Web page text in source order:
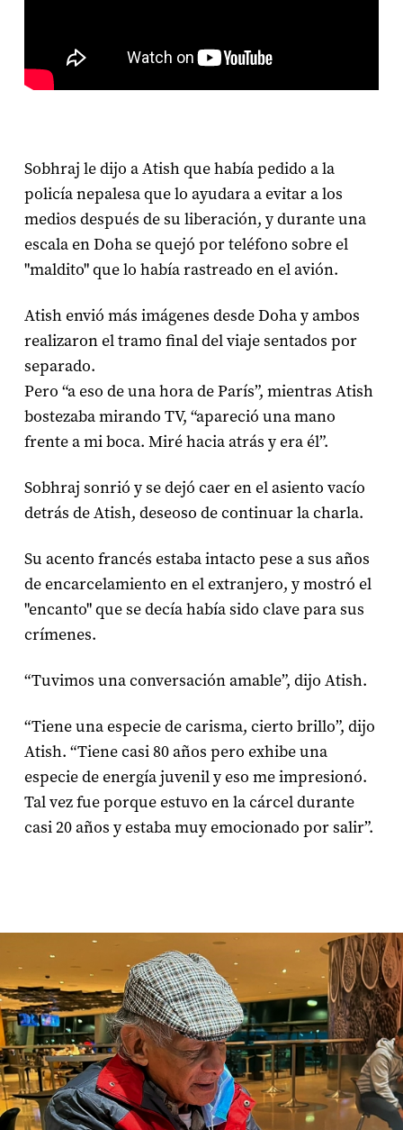
Sobhraj le dijo a Atish que había pedido a la
policía nepalesa que lo ayudara a evitar a los
medios después de su liberación, y durante una
escala en Doha se quejó por teléfono sobre el
"maldito" que lo había rastreado en el avión.
Atish envió más imágenes desde Doha y ambos
realizaron el tramo final del viaje sentados por
separado.
Pero “a eso de una hora de París”, mientras Atish
bostezaba mirando TV, “apareció una mano
frente a mi boca. Miré hacia atrás y era él”.
Sobhraj sonrió y se dejó caer en el asiento vacío
detrás de Atish, deseoso de continuar la charla.
Su acento francés estaba intacto pese a sus años
de encarcelamiento en el extranjero, y mostró el
"encanto" que se decía había sido clave para sus
crímenes.
“Tuvimos una conversación amable”, dijo Atish.
“Tiene una especie de carisma, cierto brillo”, dijo
Atish. “Tiene casi 80 años pero exhibe una
especie de energía juvenil y eso me impresionó.
Tal vez fue porque estuvo en la cárcel durante
casi 20 años y estaba muy emocionado por salir”.